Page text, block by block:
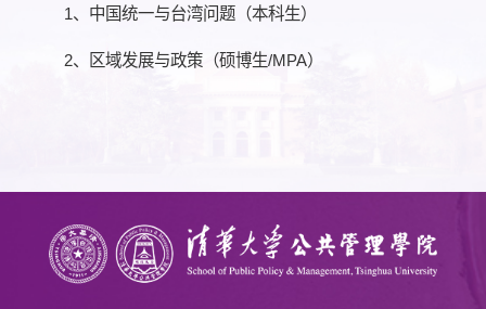
1、中国统一与台湾问题（本科生）
2、区域发展与政策（硕博生/MPA）